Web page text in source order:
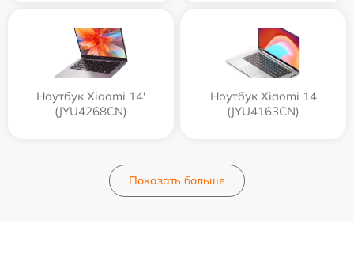
Ноутбук Xiaomi 14'
(JYU4268CN)
Ноутбук Xiaomi 14
(JYU4163CN)
Показать больше